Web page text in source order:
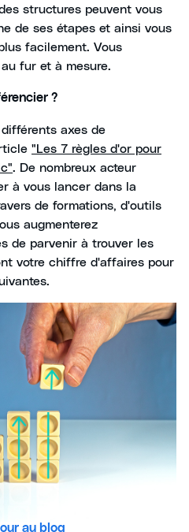
structures peuvent vous
de ses étapes et ainsi vous
facilement. Vous
fur et à mesure.
?
axes de
"Les 7 règles d'or pour
. De nombreux acteur
à vous lancer dans la
de formations, d'outils
augmenterez
de parvenir à trouver les
votre chiffre d'affaires pour
au blog